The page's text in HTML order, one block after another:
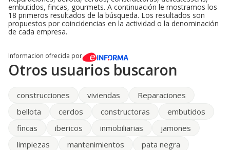
embutidos, fincas, gourmets. A continuación le mostramos los
18 primeros resultados de la búsqueda. Los resultados son
propuestos por coincidencias en la actividad o la denominación
de cada empresa.
Informacion ofrecida por
Otros usuarios buscaron
construcciones viviendas
Reparaciones
bellota
cerdos constructoras
embutidos
fincas
ibericos inmobiliarias
jamones
limpiezas
mantenimientos pata negra